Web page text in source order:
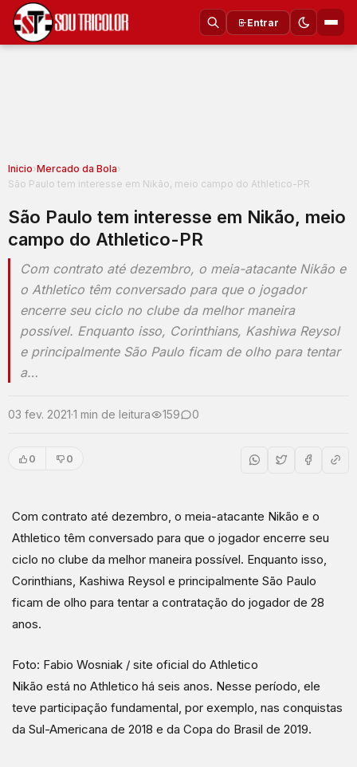
Entrar
Inicio›Mercado da Bola›
São Paulo tem interesse em Nikão, meio campo do Athletico-PR
São Paulo tem interesse em Nikão, meio
campo do Athletico-PR
Com contrato até dezembro, o meia-atacante Nikão e
o Athletico têm conversado para que o jogador
encerre seu ciclo no clube da melhor maneira
possível. Enquanto isso, Corinthians, Kashiwa Reysol
e principalmente São Paulo ficam de olho para tentar
a…
03 fev. 2021·1 min de leitura 159 0
0 0
Com contrato até dezembro, o meia-atacante Nikão e o
Athletico têm conversado para que o jogador encerre seu
ciclo no clube da melhor maneira possível. Enquanto isso,
Corinthians, Kashiwa Reysol e principalmente São Paulo
ficam de olho para tentar a contratação do jogador de 28
anos.
Foto: Fabio Wosniak / site oficial do Athletico
Nikão está no Athletico há seis anos. Nesse período, ele
teve participação fundamental, por exemplo, nas conquistas
da Sul-Americana de 2018 e da Copa do Brasil de 2019.